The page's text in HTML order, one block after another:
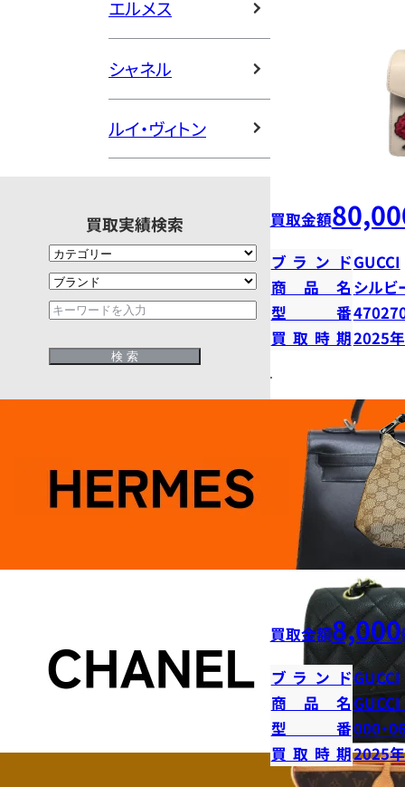
エルメス
シャネル
ルイ・ヴィトン
買取実績検索 買取金額
ブランドGUCCI
商品名 シルビ
型番
買取時期2025
買取金額8,000
ブランドGUCCI
商品名
型番000・
買取時期2025